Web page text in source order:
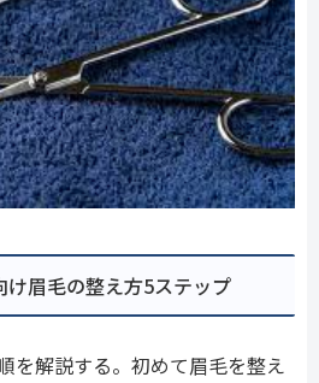
眉毛の整え方5ステップ
を解説する。初めて眉毛を整え